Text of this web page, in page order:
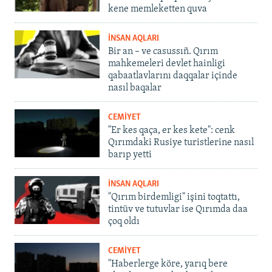
kene memleketten quva
İNSAN AQLARI
Bir an – ve casussıñ. Qırım
mahkemeleri devlet hainligi
qabaatlavlarını daqqalar içinde
nasıl baqalar
CEMİYET
"Er kes qaça, er kes kete": cenk
Qırımdaki Rusiye turistlerine nasıl
barıp yetti
İNSAN AQLARI
"Qırım birdemligi" işini toqtattı,
tintüv ve tutuvlar ise Qırımda daa
çoq oldı
CEMİYET
"Haberlerge köre, yarıq bere